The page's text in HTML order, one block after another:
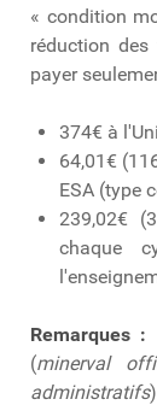
« condition
réduction des
payer
374€ à
64,01€
ESA (type
239,02€
chaque
Remarques :
(minerval
administratifs